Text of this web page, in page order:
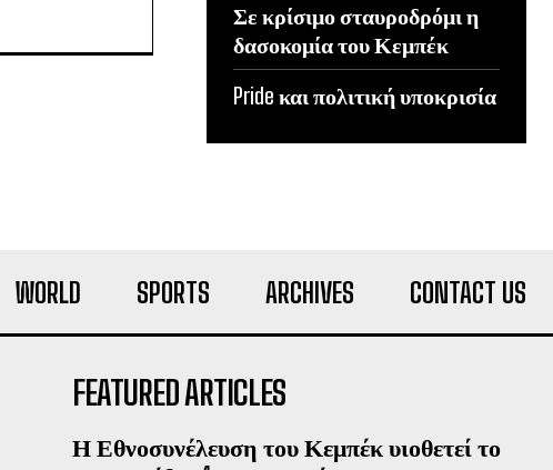
Σε κρίσιμο σταυροδρόμι η
δασοκομία του Κεμπέκ
Pride και πολιτική υποκρισία
WORLD SPORTS ARCHIVES CONTACT US
FEATURED ARTICLES
Η Εθνοσυνέλευση του Κεμπέκ υιοθετεί το